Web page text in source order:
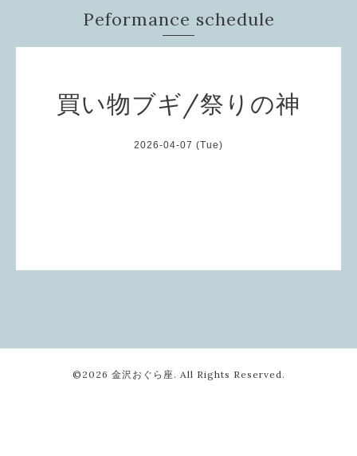
Peformance schedule
買い物ブギ/祭りの神
2026-04-07 (Tue)
©2026 金沢おぐら座. All Rights Reserved.